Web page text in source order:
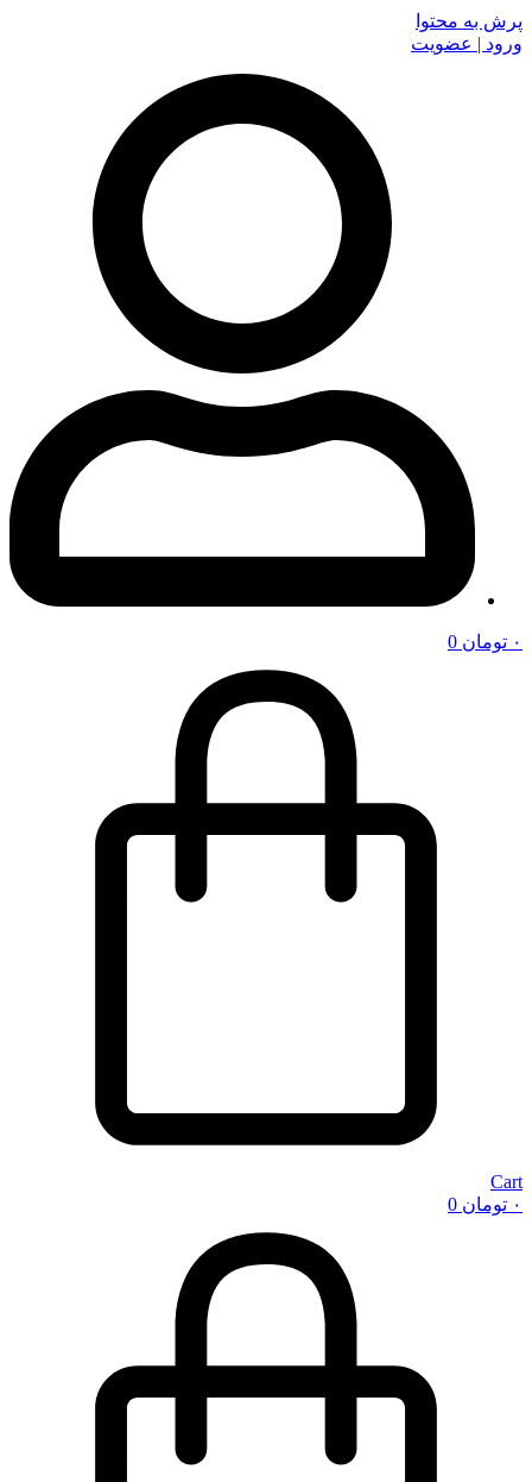
پرش به محتوا
ورود | عضویت
۰ تومان 0
Cart
۰ تومان 0